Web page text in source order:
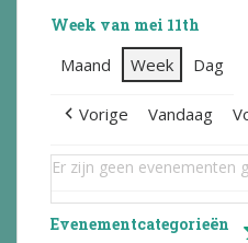
Week van mei 11th
Maand Week Dag
Vorige Vandaag
Er zijn geen evenementen
Evenementcategorieën